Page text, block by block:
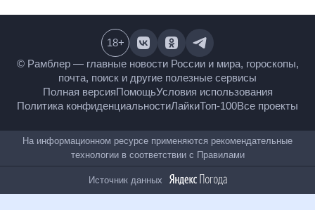
© Рамблер — главные новости России и мира,
гороскопы, почта, поиск и другие полезные сервисы
Полная версияПомощьУсловия использования
Политика конфиденциальностиЛайкиТоп-100
18+
На информационном ресурсе применяются
рекомендательные технологии в соответствии сПравилами
Источник данных